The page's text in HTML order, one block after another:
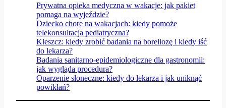
Prywatna opieka medyczna w wakacje: jak pakiet
pomaga na wyjeździe?
Dziecko chore na wakacjach: kiedy pomoże
telekonsultacja pediatryczna?
Kleszcz: kiedy zrobić badania na boreliozę i kiedy iść
do lekarza?
Badania sanitarno-epidemiologiczne dla gastronomii:
jak wygląda procedura?
Oparzenie słoneczne: kiedy do lekarza i jak uniknąć
powikłań?